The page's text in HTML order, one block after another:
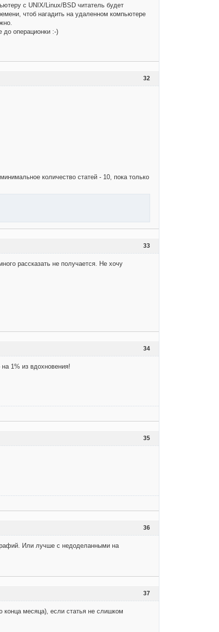
с UNIX/Linux/BSD читатель будет
чтоб нагадить на удаленном компьютере
операционки :-)
32
количество статей - 10, пока только
33
рассказать не получается. Не хочу
34
1% из вдохновения!
35
36
Или лучше с недоделанными на
37
месяца), если статья не слишком